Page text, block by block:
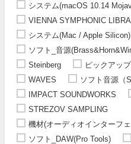
システム(macOS 10.14
VIENNA SYMPHONIC
システム(Mac / Apple Silicon)
ソフト_音源
Steinberg
ピックアッ
WAVES
ソフト音源（
IMPACT SOUNDWORKS
STREZOV SAMPLING
機材(オーディオインターフ
ソフト_DAW(Pro Tools)